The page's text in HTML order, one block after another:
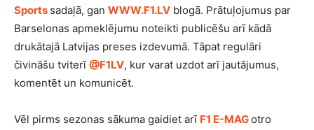
Sports sadaļā, gan WWW.F1.LV blogā. Prātuļojumus par
Barselonas apmeklējumu noteikti publicēšu arī kādā
drukātajā Latvijas preses izdevumā. Tāpat regulāri
čivināšu tviterī@F1LV, kur varat uzdot arī jautājumus,
komentēt un komunicēt.
Vēl pirms sezonas sākuma gaidiet arī F1 E-MAGotro